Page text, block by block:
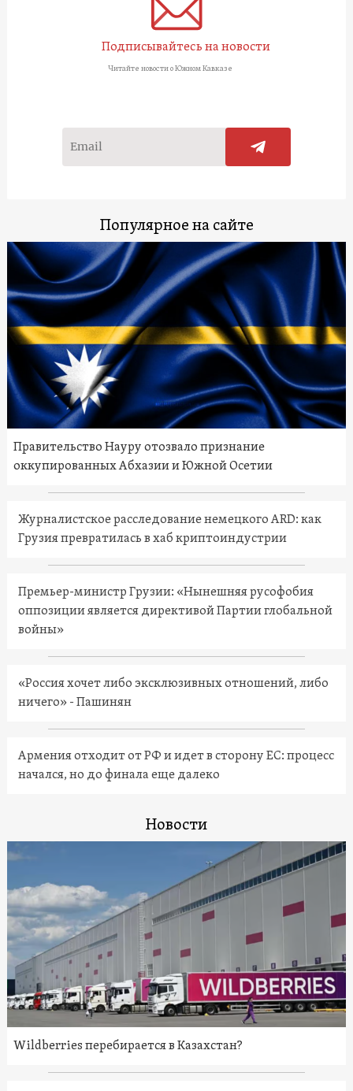
Подписывайтесь на новости
Читайте новости о Южном Кавказе
Популярное на сайте
Правительство Науру отозвало признание
оккупированных Абхазии и Южной Осетии
Журналистское расследование немецкого ARD: как
Грузия превратилась в хаб криптоиндустрии
Премьер-министр Грузии: «Нынешняя русофобия
оппозиции является директивой Партии глобальной
войны»
«Россия хочет либо эксклюзивных отношений, либо
ничего» - Пашинян
Армения отходит от РФ и идет в сторону ЕС: процесс
начался, но до финала еще далеко
Новости
Wildberries перебирается в Казахстан?